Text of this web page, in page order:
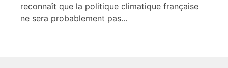
reconnaît que la politique climatique française
ne sera probablement pas...